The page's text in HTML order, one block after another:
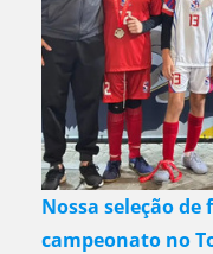
Nossa seleção
campeonato no